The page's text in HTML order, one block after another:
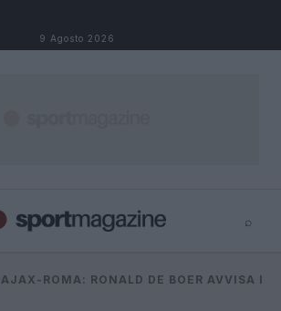
9 Agosto 2026
⌕
⌕ ×
AJAX-ROMA: RONALD DE BOER AVVISA I